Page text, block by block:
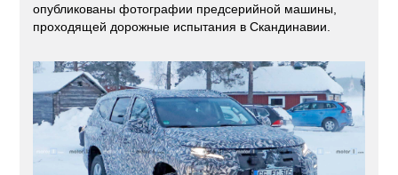
опубликованы фотографии предсерийной машины,
проходящей дорожные испытания в Скандинавии.